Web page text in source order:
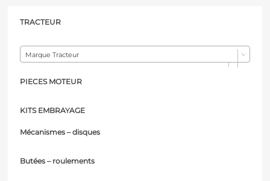
TRACTEUR
Marque Tracteur
PIECES MOTEUR
KITS EMBRAYAGE
Mécanismes – disques
Butées – roulements